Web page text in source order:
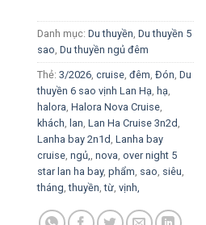
Danh mục: Du thuyền Du thuyền 5
sao Du thuyền ngủ đêm
Thẻ: 3/2026 cruise đêm Đón Du
thuyền 6 sao vịnh Lan Hạ hạ
halora Halora Nova Cruise
khách lan Lan Ha Cruise 3n2d
Lanha bay 2n1d Lanha bay
cruise ngủ, nova over night 5
star lan ha bay, phẩm sao siêu
tháng ,thuyền ,từ vịnh,